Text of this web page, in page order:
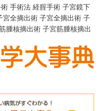
手術法 経腟手術 子宮鏡下
宮全摘出術 子宮全摘出術 子
腫核摘出術 子宮筋腫核摘出